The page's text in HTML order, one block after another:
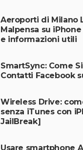
Aeroporti di Milano
Malpensa su
e informazioni utili
SmartSync: Come
Contatti Facebook
Wireless Drive:
senza iTunes con
JailBreak]
Usare smartphone